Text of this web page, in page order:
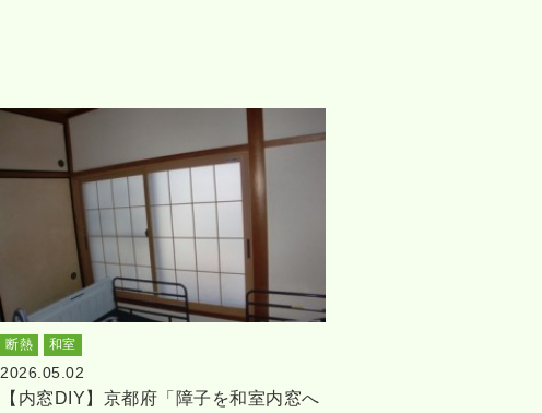
断熱 和室
2026.05.02
【内窓DIY】京都府「障子を和室内窓へ